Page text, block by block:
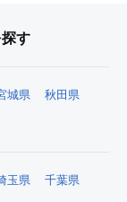
す
城県 秋田県
玉県 千葉県